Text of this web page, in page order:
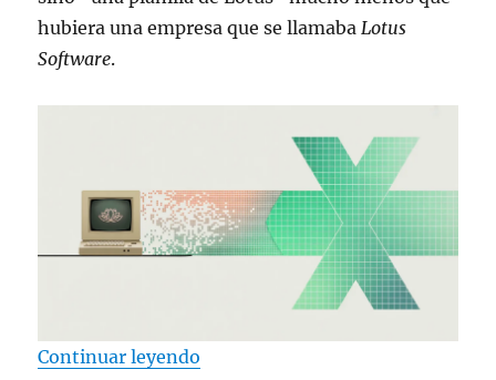
hubiera una empresa que se llamabaLotus
Software.
Continuar leyendo